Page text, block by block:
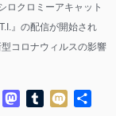
ロクロミーアキャット
』の配信が開始され
コロナウィルスの影響
ThreadsMastodon
Tumblr
Mixi